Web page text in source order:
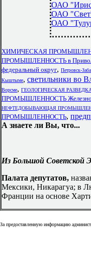
ОАО
ОАО
ОАО
ХИМИЧЕСКАЯ
ПРОМЫШЛЕННОСТЬ в
федеральный округ, Петровск-
Кыштыме, светильники во
Ворсме, ГЕОЛОГИЧЕСКАЯ РАЗВЕДКА
ПРОМЫШЛЕННОСТЬ
НЕФТЕДОБЫВАЮЩАЯ
ПРОМЫШЛЕННОСТЬ,
А знаете ли Вы, что...
Из Большой Советской
Палата депутатов,
Мексики, Никарагуа; в
Франции на основе
За предоставленную информацию